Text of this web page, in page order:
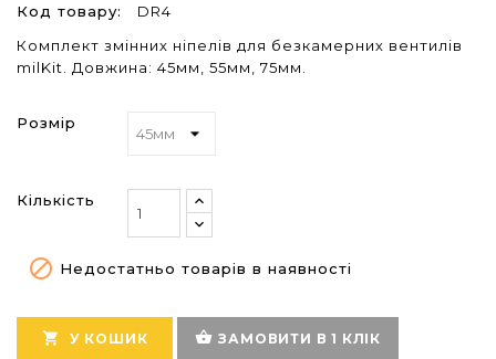
Код товару:
DR4
Комплект змінних ніпелів для безкамерних вентилів
milKit. Довжина: 45мм, 55мм, 75мм.
Розмір
Кількість
 Недостатньо товарів в наявності
 У КОШИК shopping_basket ЗАМОВИТИ В 1 КЛІК